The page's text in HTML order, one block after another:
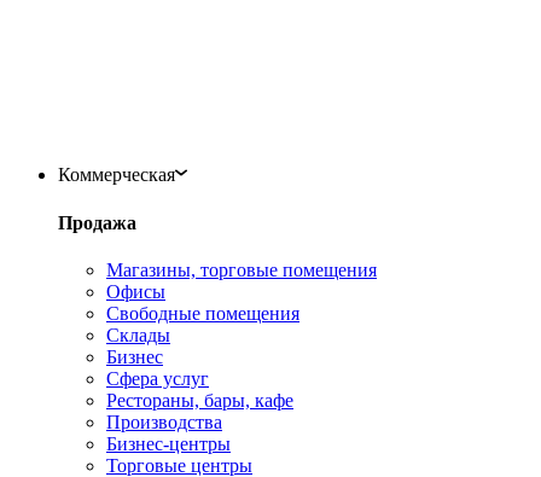
Коммерческая
Продажа
Магазины, торговые помещения
Офисы
Свободные помещения
Склады
Бизнес
Сфера услуг
Рестораны, бары, кафе
Производства
Бизнес-центры
Торговые центры